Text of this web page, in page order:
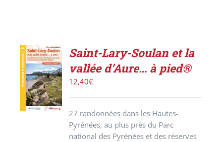
ACHETER
LE
PRODUIT
/
DÉTAILS
Saint-Lary-Soulan et la
vallée d’Aure… à pied®
12,40€
27 randonnées dans les Hautes-
Pyrénées, au plus près du Parc
national des Pyrénées et des réserves